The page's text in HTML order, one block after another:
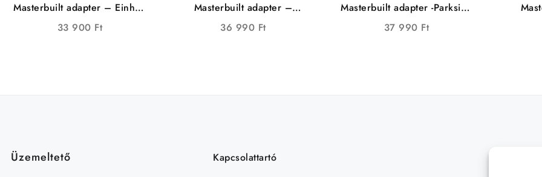
Masterbuilt adapter – Einhell
edition (PRO)
33 900 Ft
Masterbuilt adapter –
Milwaukee edition (PRO)
36 990 Ft
Masterbuilt adapter -Parkside
edition (PRO)
37 990 Ft
Üzemeltető
Kapcsolattartó